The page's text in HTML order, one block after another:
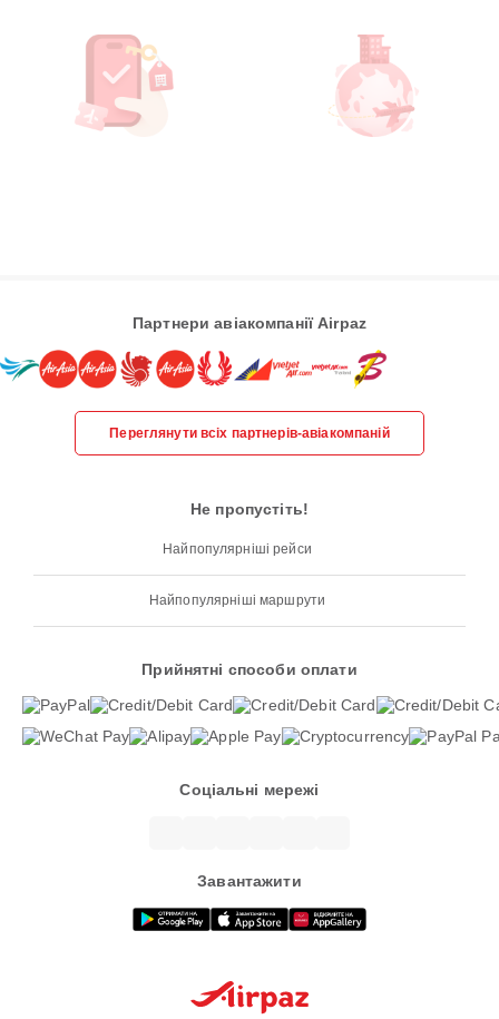
Партнери авіакомпанії Airpaz
Переглянути всіх партнерів-авіакомпаній
Не пропустіть!
Найпопулярніші рейси
Найпопулярніші маршрути
Прийнятні способи оплати
Соціальні мережі
Завантажити